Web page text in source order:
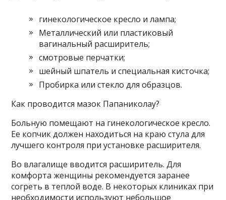
гинекологическое кресло и лампа;
Металлический или пластиковый
вагинальный расширитель;
смотровые перчатки;
шейный шпатель и специальная кисточка;
Пробирка или стекло для образцов.
Как проводится мазок Папаниколау?
Больную помещают на гинекологическое кресло.
Ее копчик должен находиться на краю стула для
лучшего контроля при установке расширителя.
Во влагалище вводится расширитель. Для
комфорта женщины рекомендуется заранее
согреть в теплой воде. В некоторых клиниках при
необходимости используют небольшое